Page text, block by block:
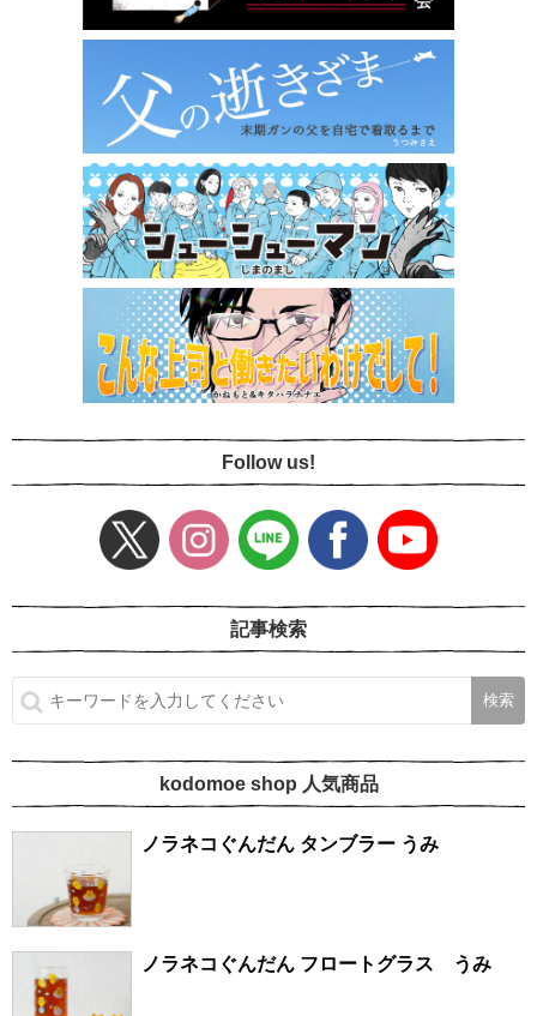
Follow us!
記事検索
kodomoe shop 人気商品
ノラネコぐんだん タンブラー うみ
ノラネコぐんだん フロートグラス うみ